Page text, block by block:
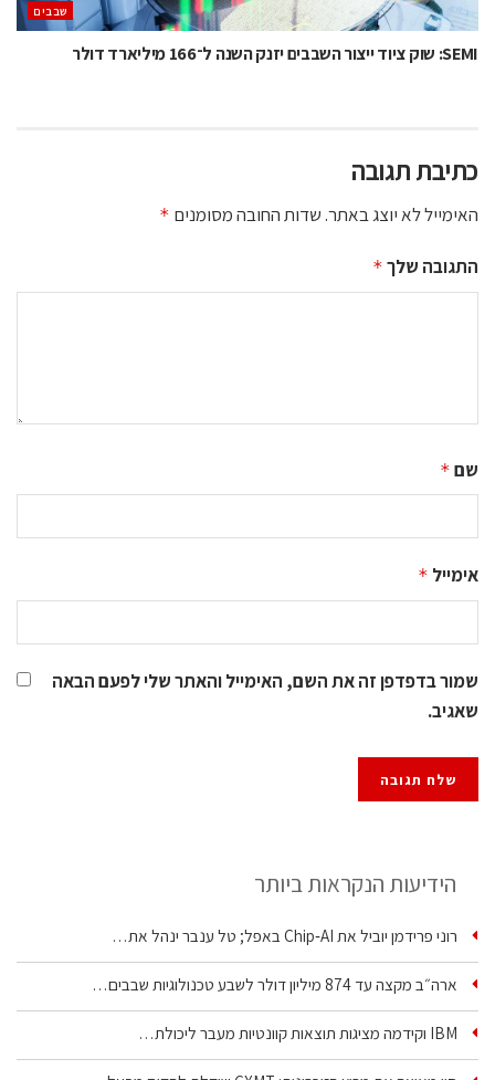
‫שבבים‬
SEMI: שוק ציוד ייצור השבבים יזנק השנה ל־166 מיליארד דולר
כתיבת תגובה
האימייל לא יוצג באתר.שדות החובה מסומנים *
התגובה שלך *
שם *
אימייל *
שמור בדפדפן זה את השם, האימייל והאתר שלי לפעם הבאה
שאגיב.
הידיעות הנקראות ביותר
רוני פרידמן יוביל את Chip‑AI באפל; טל ענבר ינהל את…
ארה״ב מקצה עד 874 מיליון דולר לשבע טכנולוגיות שבבים…
IBM וקידמה מציגות תוצאות קוונטיות מעבר ליכולת…